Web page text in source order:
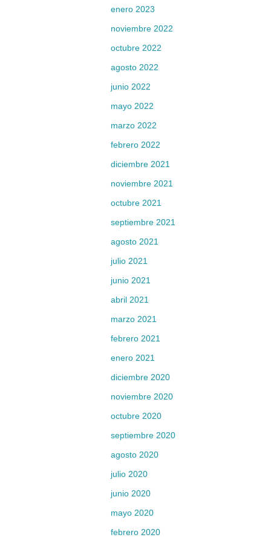
enero 2023
noviembre 2022
octubre 2022
agosto 2022
junio 2022
mayo 2022
marzo 2022
febrero 2022
diciembre 2021
noviembre 2021
octubre 2021
septiembre 2021
agosto 2021
julio 2021
junio 2021
abril 2021
marzo 2021
febrero 2021
enero 2021
diciembre 2020
noviembre 2020
octubre 2020
septiembre 2020
agosto 2020
julio 2020
junio 2020
mayo 2020
febrero 2020